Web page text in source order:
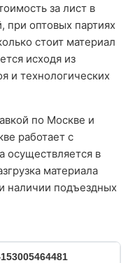
за лист в
при оптовых партиях
стоит материал
исходя из
и технологических
по Москве и
работает с
осуществляется в
материала
наличии подъездных